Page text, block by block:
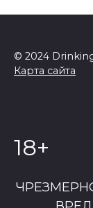
© 2024
Карта сайта
18+